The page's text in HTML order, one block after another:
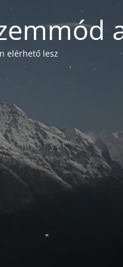
elérhető lesz